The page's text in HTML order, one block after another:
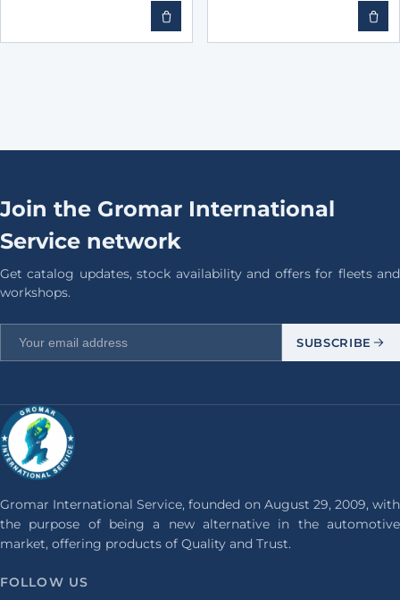
Join the Gromar International
Service network
Get catalog updates, stock availability and offers for fleets and
workshops.
SUBSCRIBE
Gromar International Service, founded on August 29, 2009, with
the purpose of being a new alternative in the automotive
market, offering products of Quality and Trust.
FOLLOW US